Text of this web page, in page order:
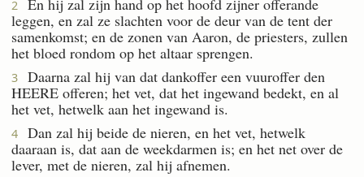
2
En hij zal zijn hand op het hoofd zijner offerande
leggen, en zal ze slachten voor de deur van de tent der
samenkomst; en de zonen van Aaron, de priesters, zullen
het bloed rondom op het altaar sprengen.
3
Daarna zal hij van dat dankoffer een vuuroffer den
HEERE offeren; het vet, dat het ingewand bedekt, en al
het vet, hetwelk aan het ingewand is.
4
Dan zal hij beide de nieren, en het vet, hetwelk
daaraan is, dat aan de weekdarmen is; en het net over de
lever, met de nieren, zal hij afnemen.